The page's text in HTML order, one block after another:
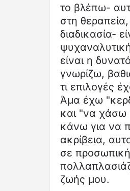
το βλέπω-
στη
διαδικασία-
είναι η
γνωρίζω,
τι επιλογές
Άμα έχω
και "να χάσω
κάνω για να
ακρίβεια,
σε
ζωής μου.